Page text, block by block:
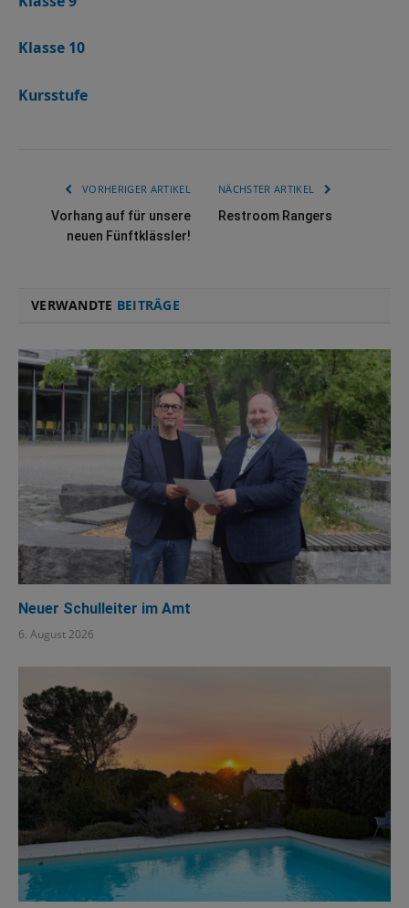
Klasse 10
Kursstufe
VORHERIGER ARTIKEL
Vorhang auf für unsere
neuen Fünftklässler!
NÄCHSTER ARTIKEL
Restroom Rangers
VERWANDTE BEITRÄGE
Neuer Schulleiter im Amt
6. August 2026